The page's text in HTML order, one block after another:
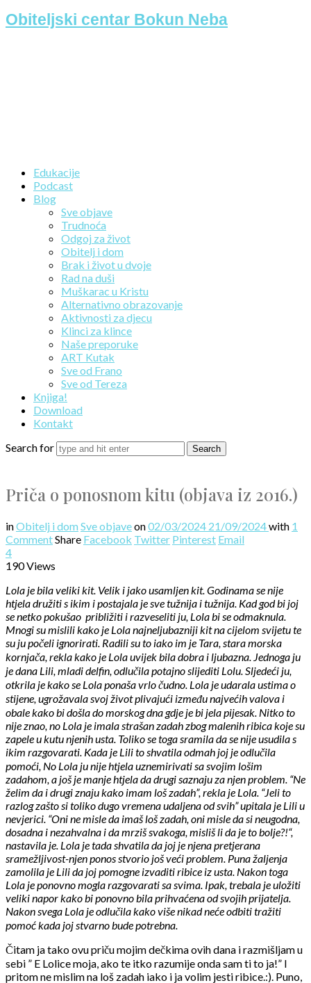
Obiteljski centar Bokun Neba
Edukacije
Podcast
Blog
Sve objave
Trudnoća
Odgoj za život
Obitelj i dom
Brak i život u dvoje
Rad na duši
Muškarac u Kristu
Alternativno obrazovanje
Aktivnosti za djecu
Klinci za klince
Naše preporuke
ART Kutak
Sve od Frano
Sve od Tereza
Knjiga!
Download
Kontakt
Search for
Priča o ponosnom kitu (objava iz 2016.)
inObitelj i dom Sve objaveon02/03/2024 21/09/2024with 1
CommentShare Facebook Twitter Pinterest Email
4
190 Views
Lola je bila veliki kit. Velik i jako usamljen kit. Godinama se nije
htjela družiti s ikim i postajala je sve tužnija i tužnija. Kad god bi joj
se netko pokušao približiti i razveseliti ju, Lola bi se odmaknula.
Mnogi su mislili kako je Lola najneljubazniji kit na cijelom svijetu te
su ju počeli ignorirati. Radili su to iako im je Tara, stara morska
kornjača, rekla kako je Lola uvijek bila dobra i ljubazna. Jednoga ju
je dana Lili, mladi delfin, odlučila potajno slijediti Lolu. Sljedeći ju,
otkrila je kako se Lola ponaša vrlo čudno. Lola je udarala ustima o
stijene, ugrožavala svoj život plivajući između najvećih valova i
obale kako bi došla do morskog dna gdje je bi jela pijesak. Nitko to
nije znao, no Lola je imala strašan zadah zbog malenih ribica koje su
zapele u kutu njenih usta. Toliko se toga sramila da se nije usudila s
ikim razgovarati. Kada je Lili to shvatila odmah joj je odlučila
pomoći, No Lola ju nije htjela uznemirivati sa svojim lošim
zadahom, a još je manje htjela da drugi saznaju za njen problem. “Ne
želim da i drugi znaju kako imam loš zadah”, rekla je Lola. “Jeli to
razlog zašto si toliko dugo vremena udaljena od svih” upitala je Lili u
nevjerici. “Oni ne misle da imaš loš zadah, oni misle da si neugodna,
dosadna i nezahvalna i da mrziš svakoga, misliš li da je to bolje?!“,
nastavila je. Lola je tada shvatila da joj je njena pretjerana
sramežljivost-njen ponos stvorio još veći problem. Puna žaljenja
zamolila je Lili da joj pomogne izvaditi ribice iz usta. Nakon toga
Lola je ponovno mogla razgovarati sa svima. Ipak, trebala je uložiti
veliki napor kako bi ponovno bila prihvaćena od svojih prijatelja.
Nakon svega Lola je odlučila kako više nikad neće odbiti tražiti
pomoć kada joj stvarno bude potrebna.
Čitam ja tako ovu priču mojim dečkima ovih dana i razmišljam u
sebi ” E Lolice moja, ako te itko razumije onda sam ti to ja!” I
pritom ne mislim na loš zadah iako i ja volim jesti ribice.:). Puno,